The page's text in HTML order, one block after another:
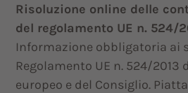
Risoluzione online delle
del regolamento UE n. 524/
Informazione obbligatoria ai
Regolamento UE n. 524/2013
europeo e del Consiglio.